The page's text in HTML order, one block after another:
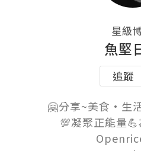
星級
魚堅
追蹤
🤗分享~美食•生
💯凝聚正能量